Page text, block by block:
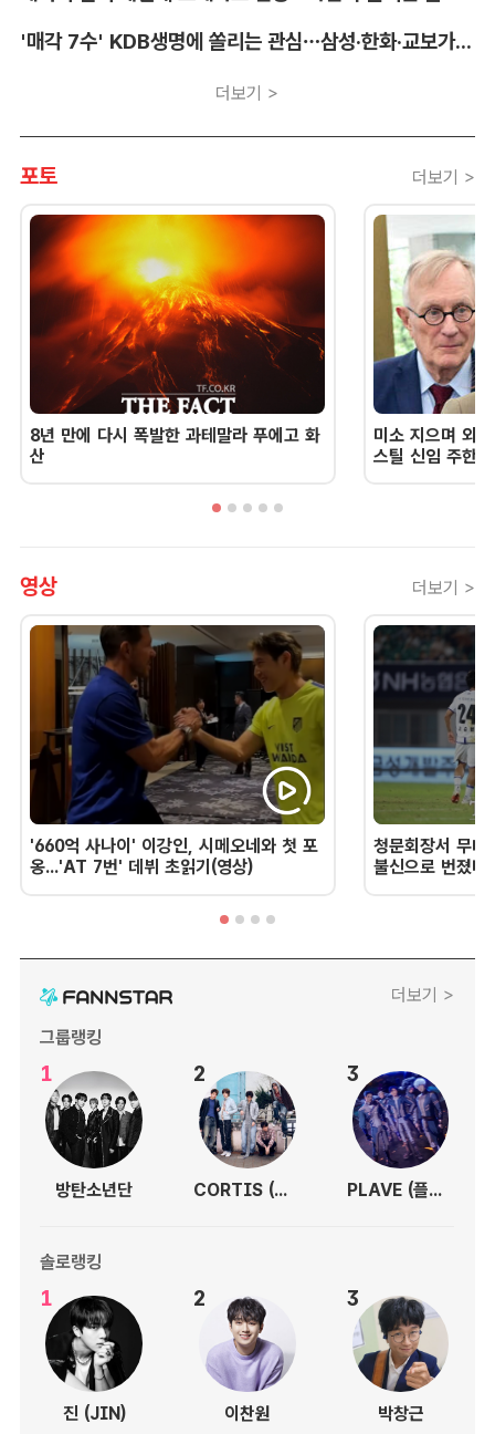
'매각 7수' KDB생명에 쏠리는 관심…삼성·한화·교보가 주목하는 이유
더보기 >
포토 더보기 >
8년 만에 다시 폭발한 과테말라 푸에고 화
산
미소 지으며 외
스틸 신임 주한
영상 더보기 >
'660억 사나이' 이강인, 시메오네와 첫 포
옹...'AT 7번' 데뷔 초읽기(영상)
청문회장서 무너
불신으로 번졌
더보기 >
그룹랭킹
1
방탄소년단
2
CORTIS (코르티스)
3
PLAVE (플레이브)
솔로랭킹
1
진 (JIN)
2
이찬원
3
박창근